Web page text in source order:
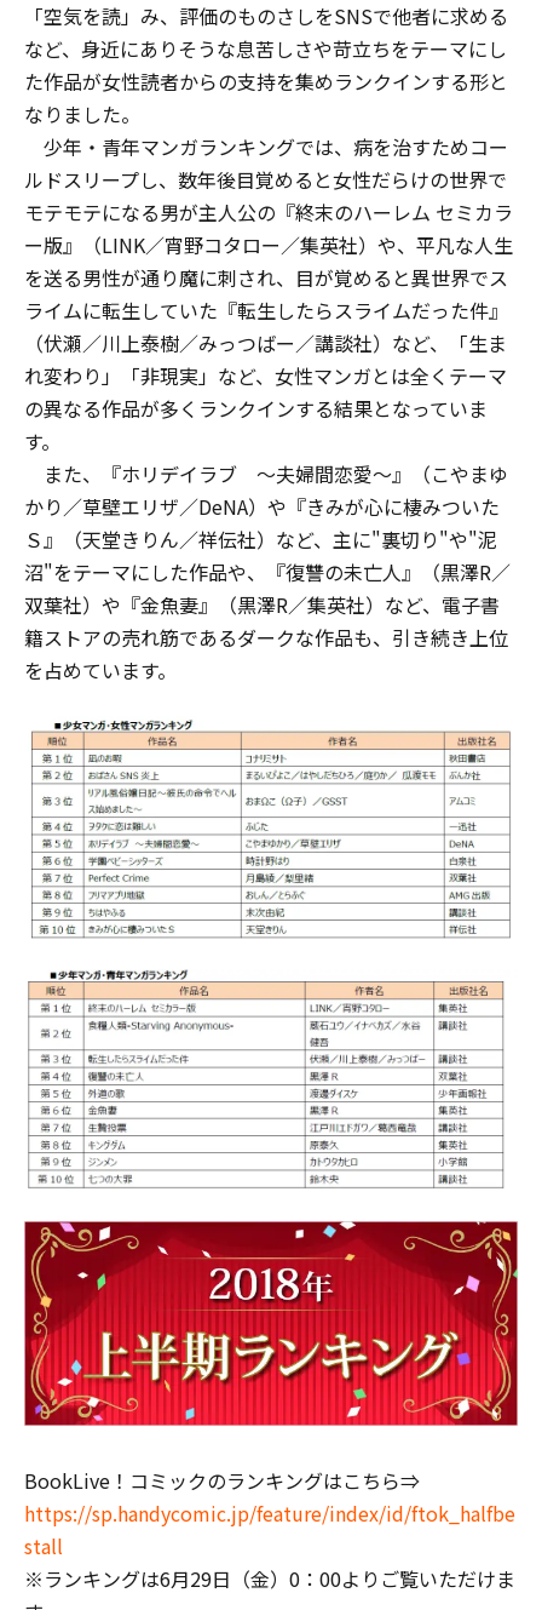
「空気を読」み、評価のものさしをSNSで他者に求める
など、身近にありそうな息苦しさや苛立ちをテーマにし
た作品が女性読者からの支持を集めランクインする形と
なりました。
少年・青年マンガランキングでは、病を治すためコー
ルドスリープし、数年後目覚めると女性だらけの世界で
モテモテになる男が主人公の『終末のハーレム セミカラ
ー版』（LINK／宵野コタロー／集英社）や、平凡な人生
を送る男性が通り魔に刺され、目が覚めると異世界でス
ライムに転生していた『転生したらスライムだった件』
（伏瀬／川上泰樹／みっつばー／講談社）など、「生ま
れ変わり」「非現実」など、女性マンガとは全くテーマ
の異なる作品が多くランクインする結果となっていま
す。
また、『ホリデイラブ ～夫婦間恋愛～』（こやまゆ
かり／草壁エリザ／DeNA）や『きみが心に棲みついた
Ｓ』（天堂きりん／祥伝社）など、主に"裏切り"や"泥
沼"をテーマにした作品や、『復讐の未亡人』（黒澤R／
双葉社）や『金魚妻』（黒澤R／集英社）など、電子書
籍ストアの売れ筋であるダークな作品も、引き続き上位
を占めています。
BookLive！コミックのランキングはこちら⇒
https://sp.handycomic.jp/feature/index/id/ftok_halfbe
stall
※ランキングは6月29日（金）0：00よりご覧いただけま